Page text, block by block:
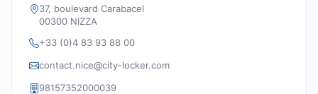
37, boulevard Carabacel
00300 NIZZA
+33 (0)4 83 93 88 00
contact.nice@city-locker.com
98157352000039